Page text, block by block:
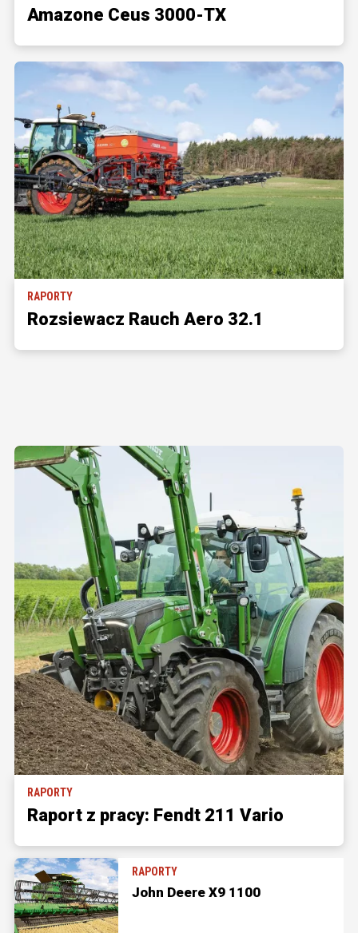
Amazone Ceus 3000-TX
RAPORTY
Rozsiewacz Rauch Aero 32.1
RAPORTY
Raport z pracy: Fendt 211 Vario
RAPORTY
John Deere X9 1100